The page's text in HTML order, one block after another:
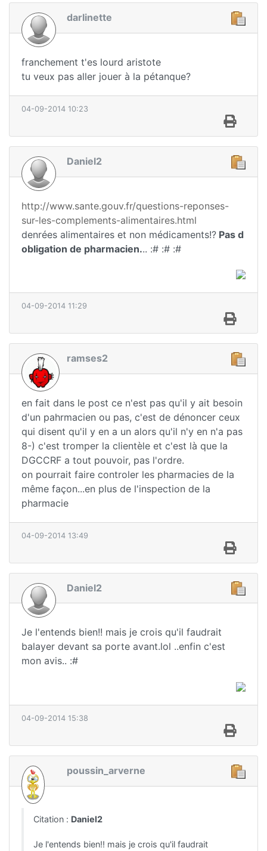
darlinette
franchement t'es lourd aristote
tu veux pas aller jouer à la pétanque?
04-09-2014 10:23
Daniel2
http://www.sante.gouv.fr/questions-reponses-
sur-les-complements-alimentaires.html
denrées alimentaires et non médicaments!? Pas d
obligation de pharmacien... :# :# :#
04-09-2014 11:29
ramses2
en fait dans le post ce n'est pas qu'il y ait besoin
d'un pahrmacien ou pas, c'est de dénoncer ceux
qui disent qu'il y en a un alors qu'il n'y en n'a pas
8-) c'est tromper la clientèle et c'est là que la
DGCCRF a tout pouvoir, pas l'ordre.
on pourrait faire controler les pharmacies de la
même façon...en plus de l'inspection de la
pharmacie
04-09-2014 13:49
Daniel2
Je l'entends bien!! mais je crois qu'il faudrait
balayer devant sa porte avant.lol ..enfin c'est
mon avis.. :#
04-09-2014 15:38
poussin_arverne
Citation : Daniel2
Je l'entends bien!! mais je crois qu'il faudrait